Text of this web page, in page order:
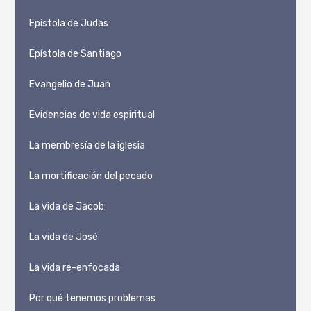
Epístola de Judas
Epístola de Santiago
Evangelio de Juan
Evidencias de vida espiritual
La membresía de la iglesia
La mortificación del pecado
La vida de Jacob
La vida de José
La vida re-enfocada
Por qué tenemos problemas